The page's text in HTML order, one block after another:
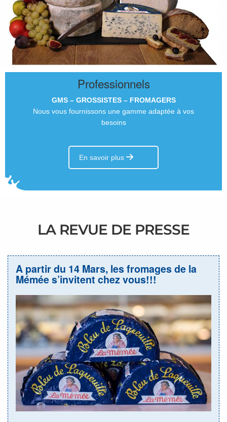
Professionnels
GMS – GROSSISTES – FROMAGERS
Nous vous fournissons une gamme adaptée à vos
besoins
En savoir plus
LA REVUE DE PRESSE
A partir du 14 Mars, les fromages de la
Mémée s’invitent chez vous!!!